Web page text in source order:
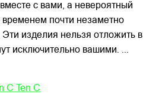
с вами, а невероятный
временем почти незаметно
изделия нельзя отложить в
исключительно вашими. ...
C Ten C